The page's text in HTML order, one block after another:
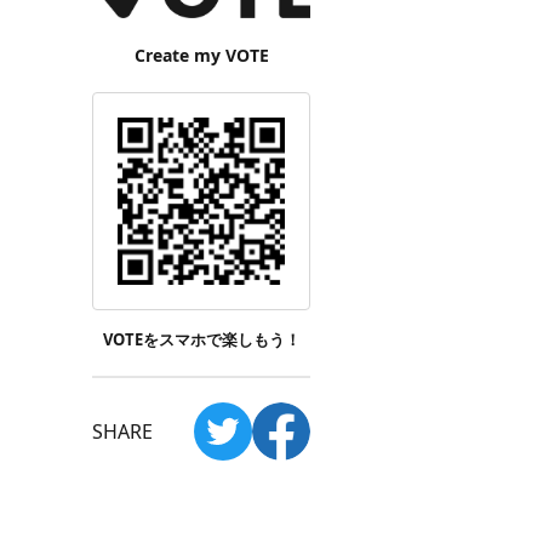
Create my VOTE
VOTEをスマホで楽しもう！
SHARE